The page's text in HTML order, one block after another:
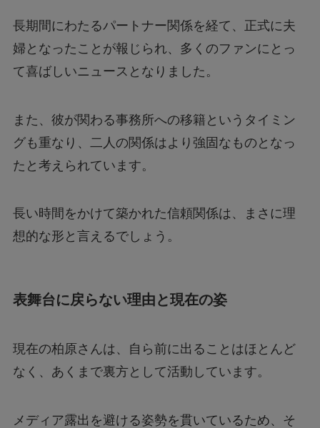
長期間にわたるパートナー関係を経て、正式に夫
婦となったことが報じられ、多くのファンにとっ
て喜ばしいニュースとなりました。
また、彼が関わる事務所への移籍というタイミン
グも重なり、二人の関係はより強固なものとなっ
たと考えられています。
長い時間をかけて築かれた信頼関係は、まさに理
想的な形と言えるでしょう。
表舞台に戻らない理由と現在の姿
現在の柏原さんは、自ら前に出ることはほとんど
なく、あくまで裏方として活動しています。
メディア露出を避ける姿勢を貫いているため、そ